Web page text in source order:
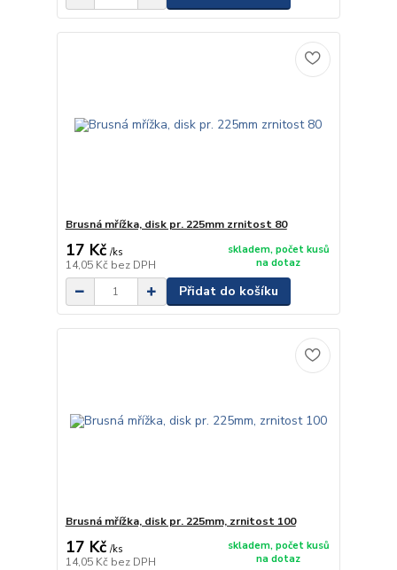
Brusná mřížka, disk pr. 225mm zrnitost 80
17 Kč /ks
14,05 Kč bez DPH
skladem, počet kusů
na dotaz
Přidat do košíku
Brusná mřížka, disk pr. 225mm, zrnitost 100
17 Kč /ks
14,05 Kč bez DPH
skladem, počet kusů
na dotaz